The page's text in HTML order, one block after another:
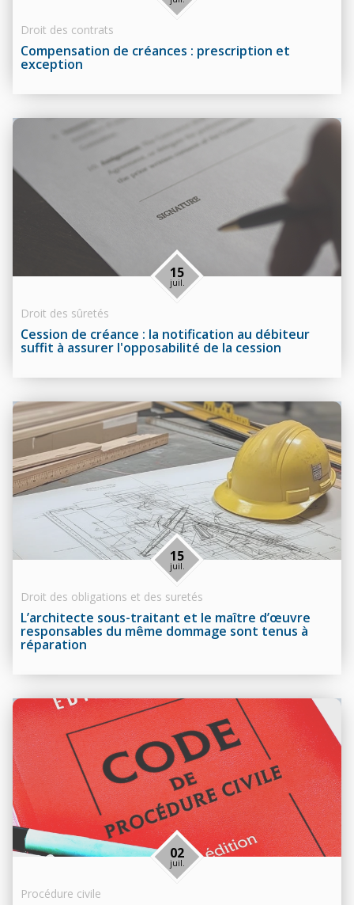
Compensation de créances : prescription et
exception
Droit des contrats
Cession de créance : la notification au débiteur
suffit à assurer l'opposabilité de la cession
15
juil.
Droit des sûretés
L’architecte sous-traitant et le maître d’œuvre
responsables du même dommage sont tenus à
réparation
15
juil.
Droit des obligations et des suretés
02
juil.
Procédure civile